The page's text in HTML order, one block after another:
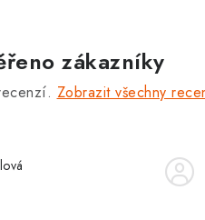
zákazníky
Zobrazit všechny